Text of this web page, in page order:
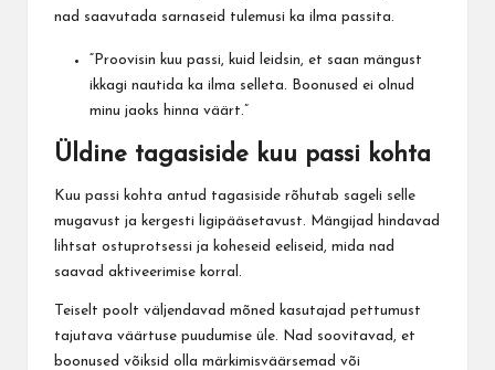
nad saavutada sarnaseid tulemusi ka ilma passita.
“Proovisin kuu passi, kuid leidsin, et saan mängust
ikkagi nautida ka ilma selleta. Boonused ei olnud
minu jaoks hinna väärt.”
Üldine tagasiside kuu passi kohta
Kuu passi kohta antud tagasiside rõhutab sageli selle
mugavust ja kergesti ligipääsetavust. Mängijad hindavad
lihtsat ostuprotsessi ja koheseid eeliseid, mida nad
saavad aktiveerimise korral.
Teiselt poolt väljendavad mõned kasutajad pettumust
tajutava väärtuse puudumise üle. Nad soovitavad, et
boonused võiksid olla märkimisväärsemad või